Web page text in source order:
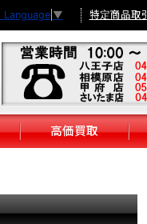
Language ▼ 特定商品取引
高価買取